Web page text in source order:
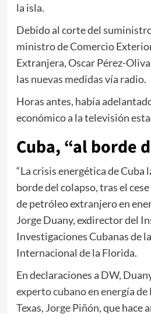
la isla.
Debido al corte del
ministro de Comercio
Extranjera, Oscar Pérez-
las nuevas medidasvía radio.
Horas antes, había
económico a la televisión
Cuba, “al borde
“La crisis energética de Cuba
borde del colapso, tras el
de petróleo extranjero en
Jorge Duany, exdirector del
Investigaciones Cubanas de
Internacional de la Florida.
En declaraciones a DW,
experto cubano en energía
Texas, Jorge Piñón, que hace